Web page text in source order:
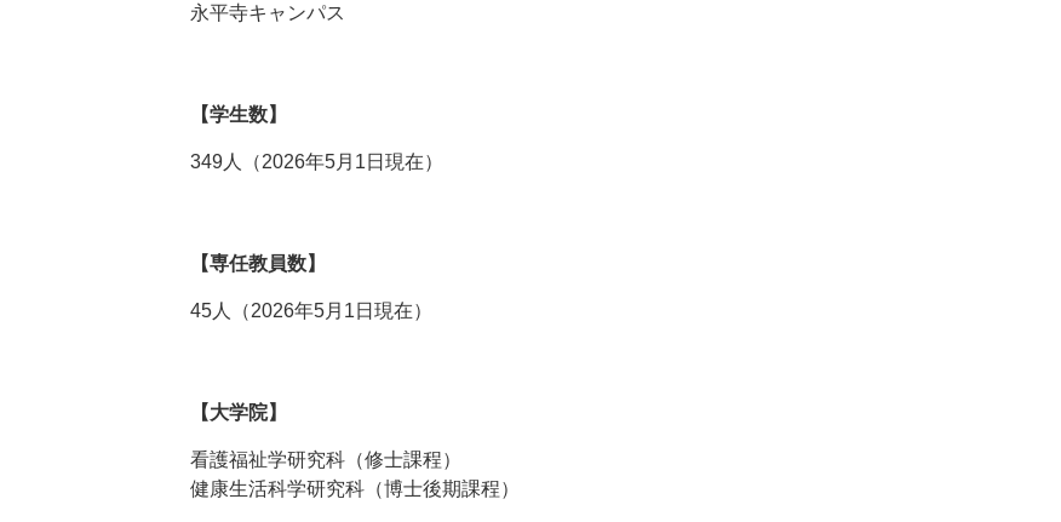
永平寺キャンパス
【学生数】
349人（2026年5月1日現在）
【専任教員数】
45人（2026年5月1日現在）
【大学院】
看護福祉学研究科（修士課程）
健康生活科学研究科（博士後期課程）